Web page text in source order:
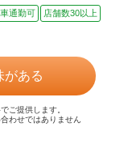
車通勤可
店舗数30以上
がある
ご提供します。
わせではありません